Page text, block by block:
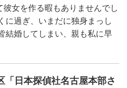
女を作る暇もありませんでし
に過ぎ、いまだに独身まっし
結婚してしまい、親も私に早
「日本探偵社名古屋本部さ